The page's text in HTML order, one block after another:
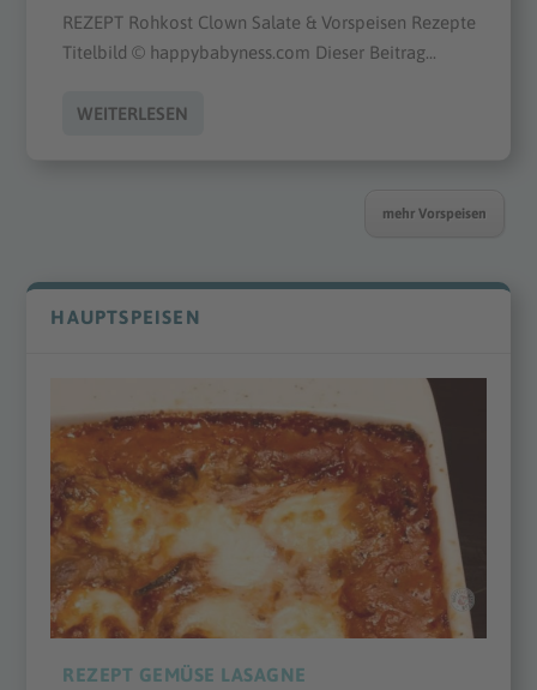
REZEPT Rohkost Clown Salate & Vorspeisen Rezepte
Titelbild © happybabyness.com Dieser Beitrag...
WEITERLESEN
mehr Vorspeisen
HAUPTSPEISEN
REZEPT GEMÜSE LASAGNE